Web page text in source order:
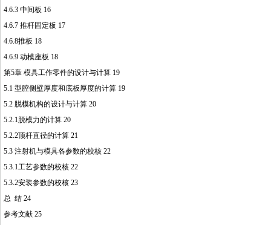
4.6.3 中间板 16
4.6.7 推杆固定板 17
4.6.8推板 18
4.6.9 动模座板 18
第5章 模具工作零件的设计与计算 19
5.1 型腔侧壁厚度和底板厚度的计算 19
5.2 脱模机构的设计与计算 20
5.2.1脱模力的计算 20
5.2.2顶杆直径的计算 21
5.3 注射机与模具各参数的校核 22
5.3.1工艺参数的校核 22
5.3.2安装参数的校核 23
总 结 24
参考文献 25